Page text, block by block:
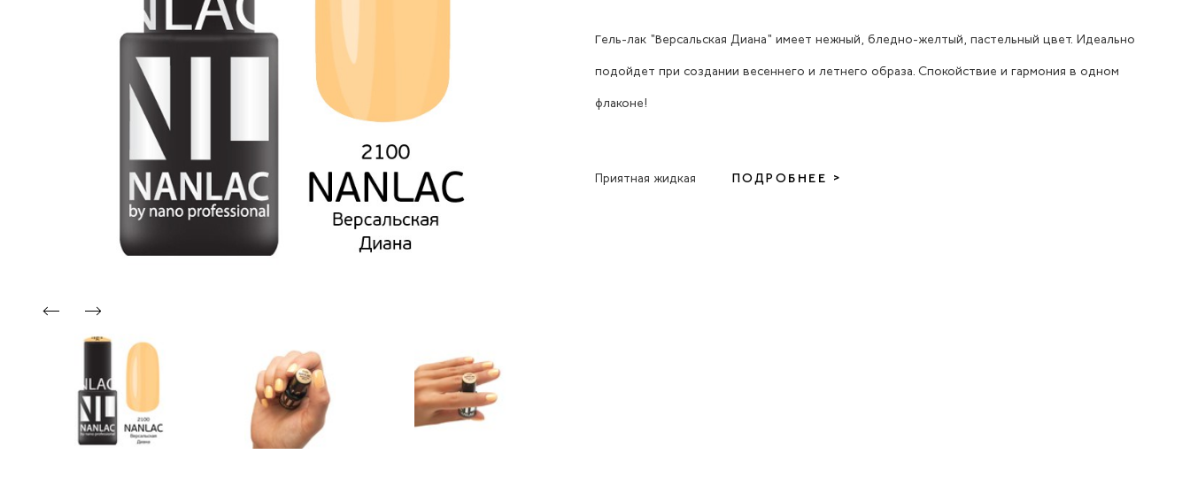
Гель-лак "Версальская Диана" имеет нежный, бледно-желтый, пастельный цвет. Идеально
подойдет при создании весеннего и летнего образа. Спокойствие и гармония в одном
флаконе!
Приятная жидкая ПОДРОБНЕЕ >